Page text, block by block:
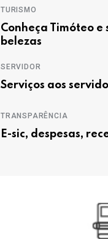
TURISMO
Conheça Timóteo e
belezas
SERVIDOR
Serviços aos
TRANSPARÊNCIA
E-sic, despesas,